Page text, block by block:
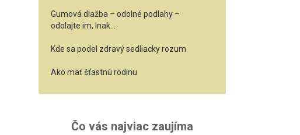
Gumová dlažba – odolné podlahy –
odolajte im, inak…
Kde sa podel zdravý sedliacky rozum
Ako mať šťastnú rodinu
Čo vás najviac zaujíma